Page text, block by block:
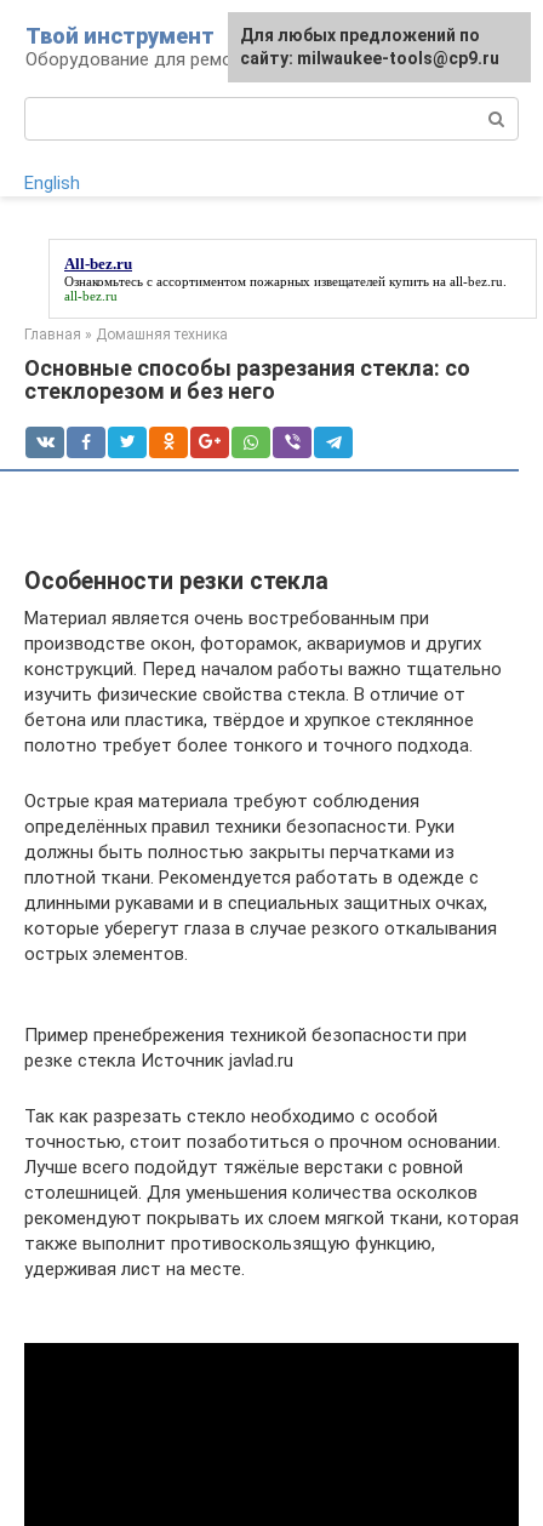
контенту
Твой инструмент
Оборудование для ремонтных работ
English
All-bez.ru
Ознакомьтесь с ассортиментом пожарных извещателей купить на all-bez.ru
all-bez.ru
Главная » Домашняя техника
Основные способы разрезания стекла: со
стеклорезом и без него
Особенности резки стекла
Материал является очень востребованным при
производстве окон, фоторамок, аквариумов и других
конструкций. Перед началом работы важно тщательно
изучить физические свойства стекла. В отличие от
бетона или пластика, твёрдое и хрупкое стеклянное
полотно требует более тонкого и точного подхода.
Острые края материала требуют соблюдения
определённых правил техники безопасности. Руки
должны быть полностью закрыты перчатками из
плотной ткани. Рекомендуется работать в одежде с
длинными рукавами и в специальных защитных очках,
которые уберегут глаза в случае резкого откалывания
острых элементов.
Пример пренебрежения техникой безопасности при
резке стекла Источник javlad.ru
Так как разрезать стекло необходимо с особой
точностью, стоит позаботиться о прочном основании.
Лучше всего подойдут тяжёлые верстаки с ровной
столешницей. Для уменьшения количества осколков
рекомендуют покрывать их слоем мягкой ткани, которая
также выполнит противоскользящую функцию,
удерживая лист на месте.
Для любых предложений по
сайту: milwaukee-tools@cp9.ru